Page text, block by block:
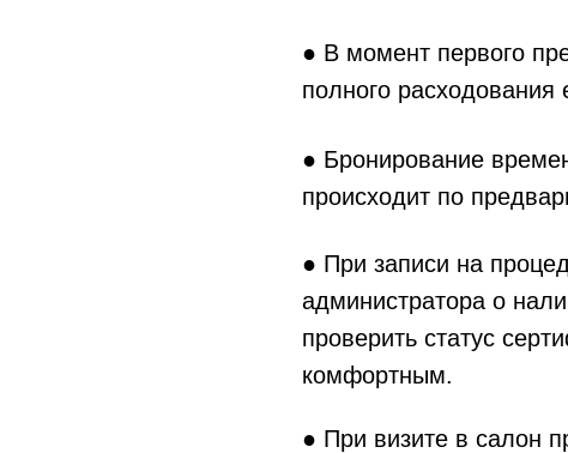
● В момент первого
полного расходования
● Бронирование
происходит по
● При записи на
администратора о
проверить статус
комфортным.
● При визите в салон